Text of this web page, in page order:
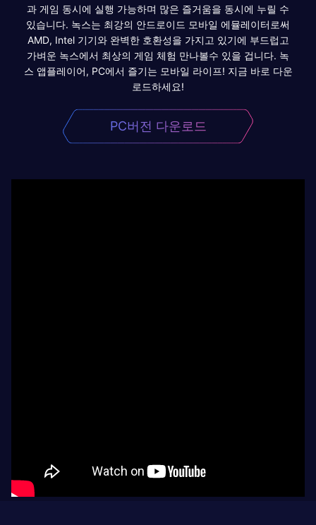
과 게임 동시에 실행 가능하며 많은 즐거움을 동시에 누릴 수
있습니다. 녹스는 최강의 안드로이드 모바일 에뮬레이터로써
AMD, Intel 기기와 완벽한 호환성을 가지고 있기에 부드럽고
가벼운 녹스에서 최상의 게임 체험 만나볼수 있을 겁니다. 녹
스 앱플레이어, PC에서 즐기는 모바일 라이프! 지금 바로 다운
로드하세요!
PC버전 다운로드